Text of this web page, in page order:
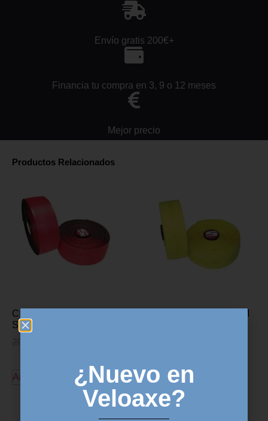
Envío gratis 200€+
Financia tu compra en 3, 9 o 12 meses
Mejor precio
Productos Relacionados
CINTA MANILLAR SRAM
SUPERCORK – Rojo
Añadir al carrito
CINTA MANILLAR SRAM
Añadir al carrito
¿Nuevo en
Veloaxe?